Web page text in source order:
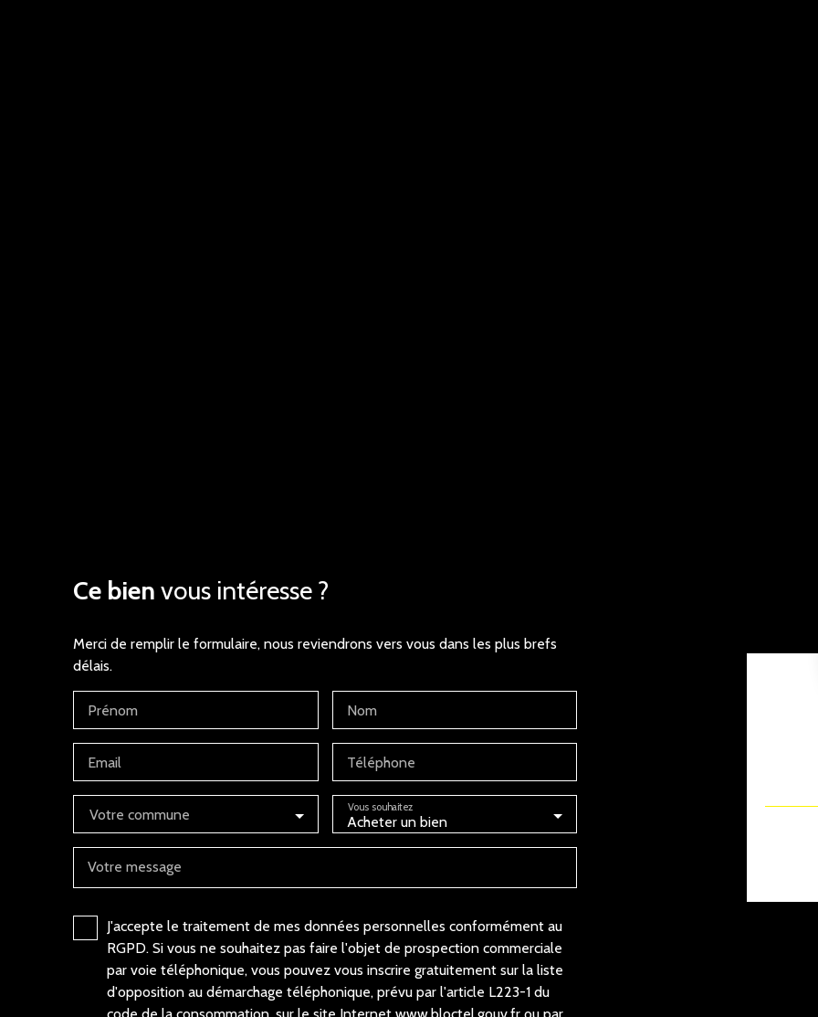
Ce bien vous intéresse ?
Merci de remplir le formulaire, nous reviendrons vers vous dans les plus brefs
délais.
Prénom Nom
Email Téléphone
Votre commune Acheter un bien
Vous souhaitez
Votre message
J'accepte le traitement de mes données personnelles conformément au
RGPD. Si vous ne souhaitez pas faire l'objet de prospection commerciale
par voie téléphonique, vous pouvez vous inscrire gratuitement sur la liste
d'opposition au démarchage téléphonique, prévu par l'article L223-1 du